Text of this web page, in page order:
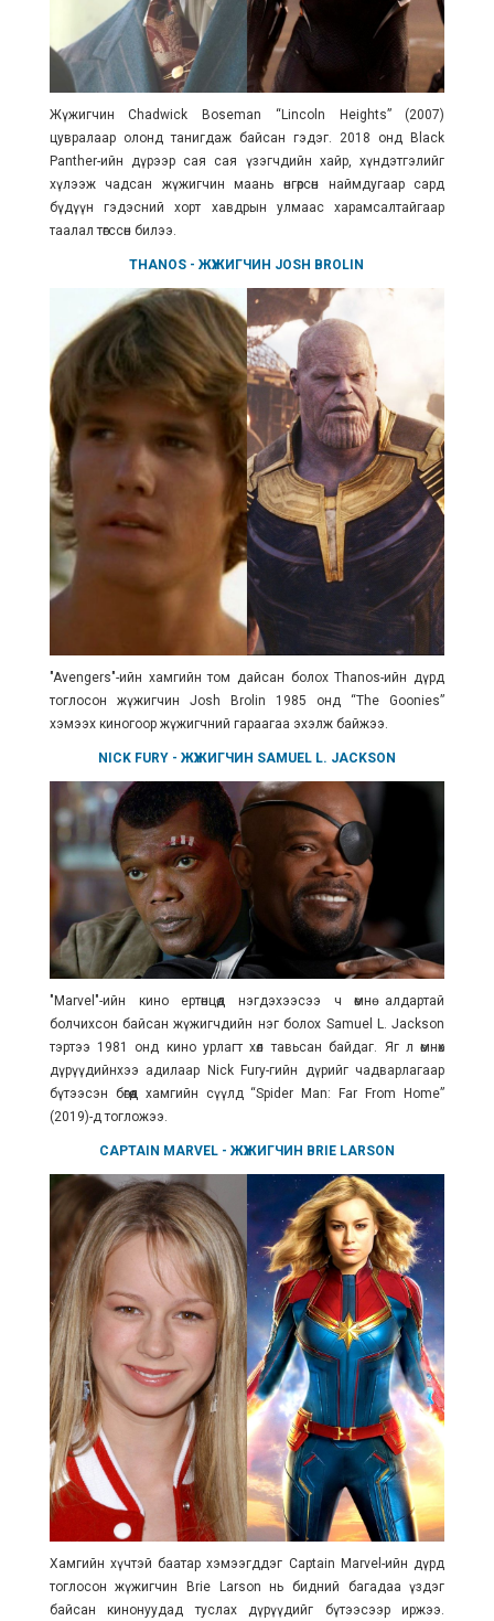
Жүжигчин Chadwick Boseman “Lincoln Heights” (2007)
цувралаар олонд танигдаж байсан гэдэг. 2018 онд Black
Panther-ийн дүрээр сая сая үзэгчдийн хайр, хүндэтгэлийг
хүлээж чадсан жүжигчин маань өнгөрсөн наймдугаар сард
бүдүүн гэдэсний хорт хавдрын улмаас харамсалтайгаар
таалал төгссөн билээ.
THANOS - ЖҮЖИГЧИН JOSH BROLIN
"Avengers"-ийн хамгийн том дайсан болох Thanos-ийн дүрд
тоглосон жүжигчин Josh Brolin 1985 онд “The Goonies”
хэмээх киногоор жүжигчний гараагаа эхэлж байжээ.
NICK FURY- ЖҮЖИГЧИН SAMUEL L. JACKSON
"Marvel"-ийн кино ертөнцөд нэгдэхээсээ ч өмнө алдартай
болчихсон байсан жүжигчдийн нэг болох Samuel L. Jackson
тэртээ 1981 онд кино урлагт хөл тавьсан байдаг. Яг л өмнөх
дүрүүдийнхээ адилаар Nick Fury-гийн дүрийг чадварлагаар
бүтээсэн бөгөөд хамгийн сүүлд “Spider Man: Far From Home”
(2019)-д тогложээ.
CAPTAIN MARVEL- ЖҮЖИГЧИН BRIE LARSON
Хамгийн хүчтэй баатар хэмээгддэг Captain Marvel-ийн дүрд
тоглосон жүжигчин Brie Larson нь бидний багадаа үздэг
байсан кинонуудад туслах дүрүүдийг бүтээсээр иржээ.